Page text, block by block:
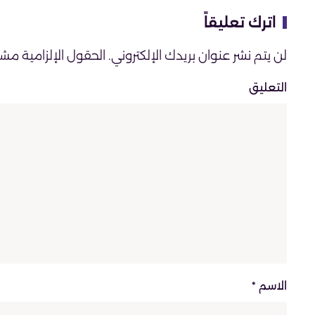
اترك تعليقاً
لن يتم نشر عنوان بريدك الإلكتروني. الحقول الإلزامية
التعليق
الاسم *